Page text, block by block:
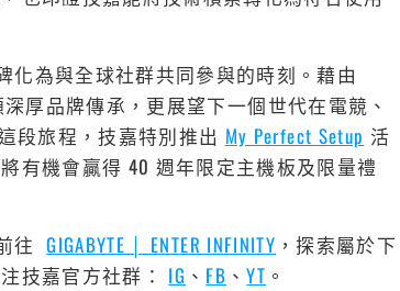
化為與全球社群共同參與的時刻。藉由
深厚品牌傳承，更展望下一個世代在電競、
段旅程，技嘉特別推出 My Perfect Setup 活
有機會贏得 40 週年限定主機板及限量禮
往GIGABYTE │ ENTER INFINITY ，探索屬於下
技嘉官方社群： IG 、 FB 、YT 。